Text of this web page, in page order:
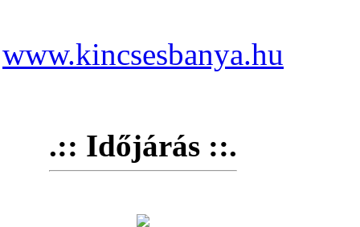
www.kincsesbanya.hu
.:: Időjárás ::.